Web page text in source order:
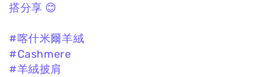
搭分享 😊
#喀什米爾羊絨
#Cashmere
#羊絨披肩